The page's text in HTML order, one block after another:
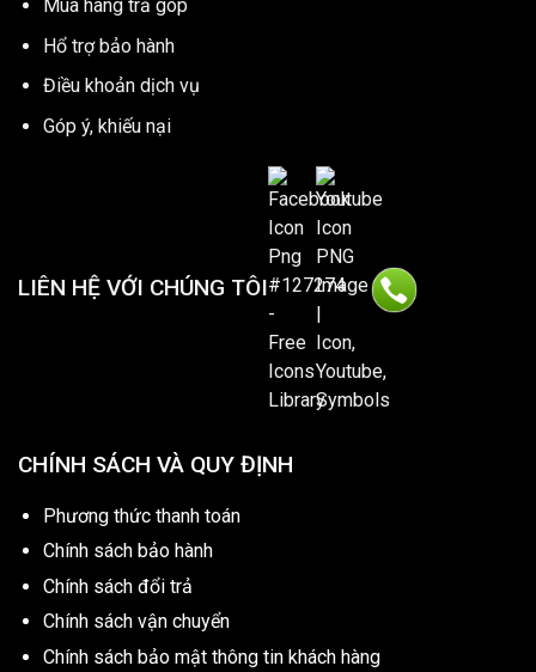
Mua hàng trả góp
Hổ trợ bảo hành
Điều khoản dịch vụ
Góp ý, khiếu nại
LIÊN HỆ VỚI CHÚNG TÔI
CHÍNH SÁCH VÀ QUY ĐỊNH
Phương thức thanh toán
Chính sách bảo hành
Chính sách đổi trả
Chính sách vận chuyển
Chính sách bảo mật thông tin khách hàng